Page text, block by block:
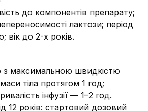
до компонентів препарату;
лактози; період
вік до 2-х років.
з максимальною швидкістю
тіла протягом 1 год;
інфузії — 1–2 год.
12 років: стартовий дозовий